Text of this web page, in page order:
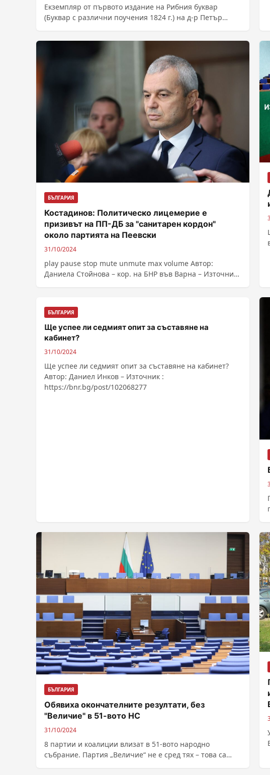
Екземпляр от първото издание на Рибния буквар
(Буквар с различни поучения 1824 г.) на д-р Петър
БЪЛГАРИЯ
Костадинов: Политическо лицемерие е
призивът на ПП-ДБ за "санитарен кордон"
около партията на Пеeвски
31/10/2024
play pause stop mute unmute max volume Автор:
Даниела Стойнова – кор. на БНР във Варна – Източник :
БЪЛГАРИЯ
Ще успее ли седмият опит за съставяне на
кабинет?
31/10/2024
Ще успее ли седмият опит за съставяне на кабинет?
Автор: Даниел Инков – Източник :
https://bnr.bg/post/102068277
БЪЛГАРИЯ
Обявиха окончателните резултати, без
"Величие" в 51-вото НС
31/10/2024
8 партии и коалиции влизат в 51-вото народно
събрание. Партия „Величие“ не е сред тях – това са